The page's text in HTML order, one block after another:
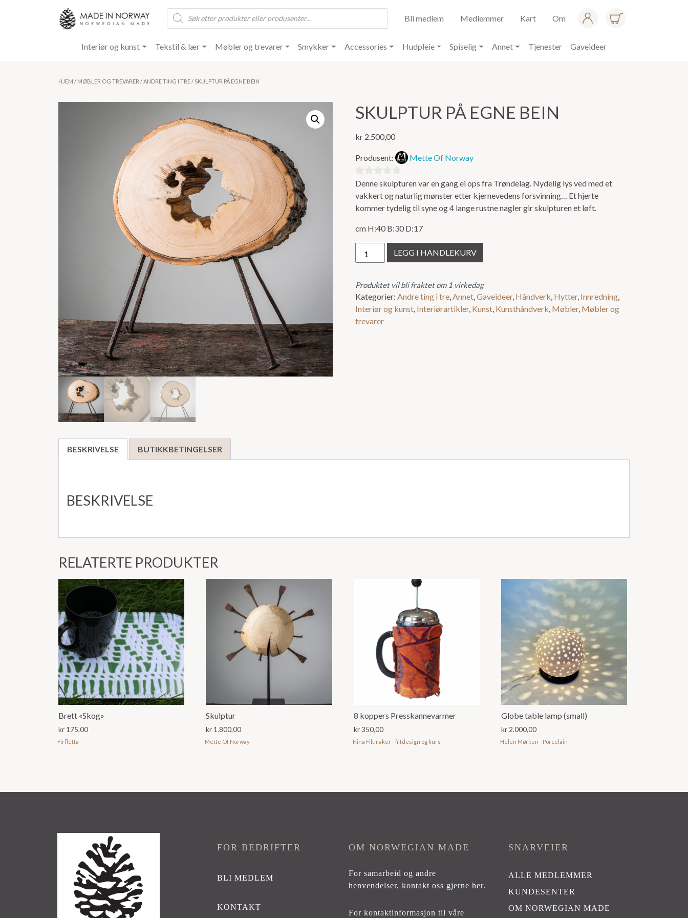
Products
search
Bli medlem Medlemmer Kart Om
Interiør og kunst Tekstil & lær Møbler og trevarer Smykker Accessories Hudpleie Spiselig Annet Tjenester Gaveideer
HJEM / MØBLER OG TREVARER /ANDRE TING I TRE/ SKULPTUR PÅ EGNE BEIN
SKULPTUR PÅ EGNE BEIN
kr 2.500,00
Produsent: Mette Of Norway
0
ut
av
Denne skulpturen var en gang ei ops fra Trøndelag. Nydelig lys ved med et
vakkert og naturlig mønster etter kjernevedens forsvinning… Et hjerte
kommer tydelig til syne og 4 lange rustne nagler gir skulpturen et løft.
cm H:40 B:30 D:17
på
bein
antall
LEGG I HANDLEKURV
Produktet vil bli fraktet om 1 virkedag
Kategorier:Andre ting i tre,Annet,Gaveideer, Håndverk, Hytter, Innredning,
Interiør og kunst, Interiørartikler, Kunst, Kunsthåndverk, Møbler, Møbler og
trevarer
BESKRIVELSE BUTIKKBETINGELSER
BESKRIVELSE
RELATERTE PRODUKTER
Brett «Skog»
kr 175,00
Firfletta
Skulptur
kr 1.800,00
Mette Of Norway
8 koppers Presskannevarmer
kr350,00
Nina Filtmaker - filtdesign og kurs
Globe table lamp (small)
kr 2.000,00
Helen Mørken - Porcelain
FOR BEDRIFTER
BLI MEDLEM
KONTAKT
OM NORWEGIAN MADE
For samarbeid og andre
henvendelser,kontakt oss gjerne her.
For kontaktinformasjon til våre
SNARVEIER
ALLE MEDLEMMER
KUNDESENTER
OM NORWEGIAN MADE